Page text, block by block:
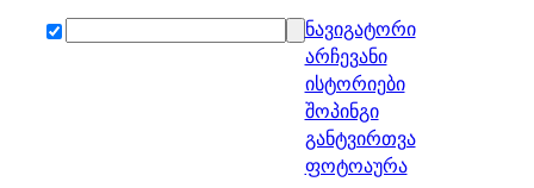
ნავიგატორი
არჩევანი
ისტორიები
შოპინგი
განტვირთვა
ფოტოაურა